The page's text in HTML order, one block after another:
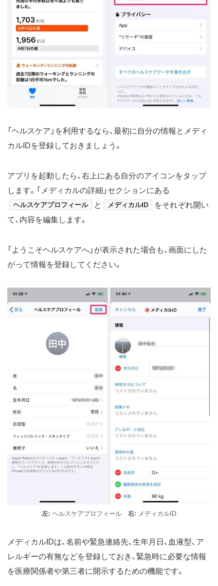
「ヘルスケア」を利用するなら、最初に自分の情報とメディ
カルIDを登録しておきましょう。
アプリを起動したら、右上にある自分のアイコンをタップ
します。「メディカルの詳細」セクションにある
ヘルスケアプロフィール と メディカルID
をそれぞれ開い
て、内容を編集します。
「ようこそヘルスケアへ」が表示された場合も、画面にした
がって情報を登録してください。
左: ヘルスケアプロフィール 右: メディカルID
メディカルIDは、名前や緊急連絡先、生年月日、血液型、ア
レルギーの有無などを登録しておき、緊急時に必要な情報
を医療関係者や第三者に開示するための機能です。